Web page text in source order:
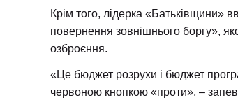
Крім того, лідерка «Батьківщини»
повернення зовнішнього боргу»,
озброєння.
«Це бюджет розрухи і бюджет
червоною кнопкою «проти», –